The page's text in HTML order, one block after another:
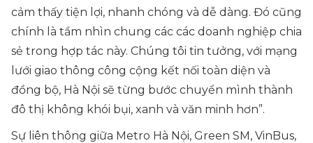
cảm thấy tiện lợi, nhanh chóng và dễ dàng. Đó cũng
chính là tầm nhìn chung các các doanh nghiệp chia
sẻ trong hợp tác này. Chúng tôi tin tưởng, với mạng
lưới giao thông công cộng kết nối toàn diện và
đồng bộ, Hà Nội sẽ từng bước chuyển mình thành
đô thị không khói bụi, xanh và văn minh hơn”.
Sự liên thông giữa Metro Hà Nội, Green SM, VinBus,